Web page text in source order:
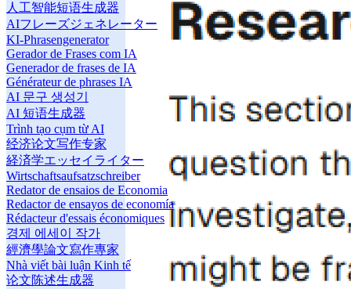
人工智能短语生成器
AIフレーズジェネレーター
KI-Phrasengenerator
Gerador de Frases com IA
Generador de frases de IA
Générateur de phrases IA
AI 문구 생성기
AI 短语生成器
Trình tạo cụm từ AI
经济论文写作专家
経済学エッセイライター
Wirtschaftsaufsatzschreiber
Redator de ensaios de Economia
Redactor de ensayos de economía
Rédacteur d'essais économiques
경제 에세이 작가
經濟學論文寫作專家
Nhà viết bài luận Kinh tế
论文陈述生成器